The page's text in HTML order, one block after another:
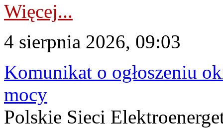
Więcej...
4 sierpnia 2026, 09:03
Komunikat o ogłoszeniu
mocy
Polskie Sieci